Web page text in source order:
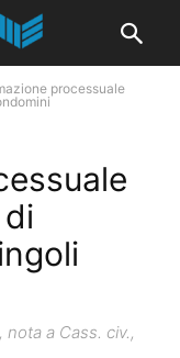
processuale
nota a Cass. civ.,